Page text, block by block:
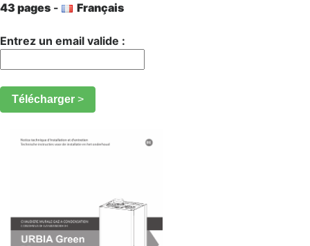
43 pages - Français
Entrez un email valide :
Télécharger >